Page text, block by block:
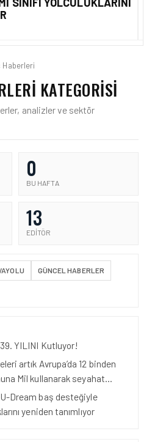
KATEGORISI
analizler ve sektör
0
BU HAFTA
13
EDITÖR
GÜNCEL HABERLER
YILINI Kutluyor!
artık Avrupa’da 12 binden
Mil kullanarak seyahat…
Dream baş desteğiyle
yeniden tanımlıyor